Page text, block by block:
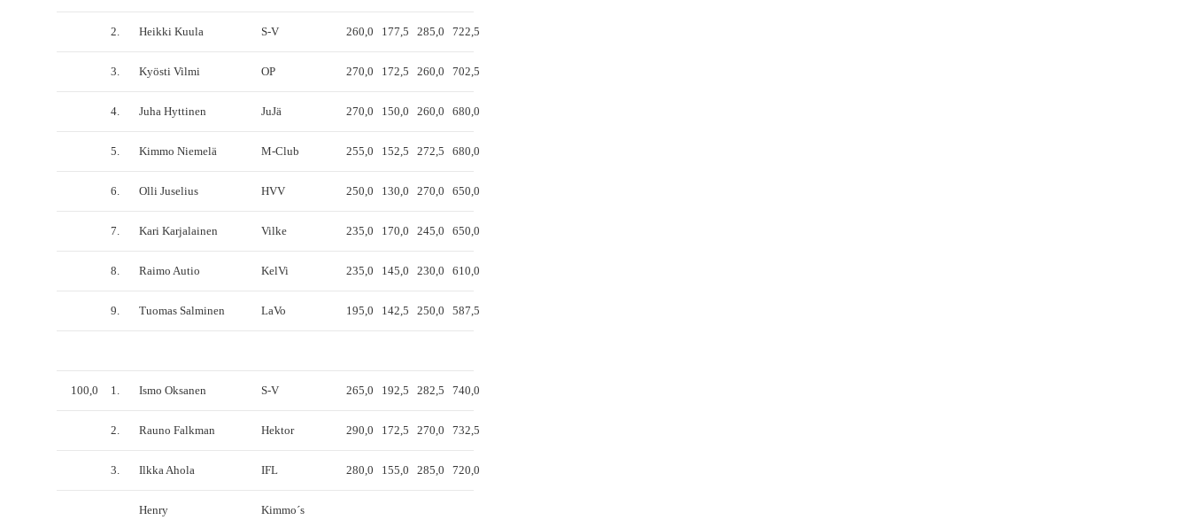
2. Heikki Kuula S-V 260,0 177,5 285,0 722,5
3. Kyösti Vilmi OP 270,0 172,5 260,0 702,5
4. Juha Hyttinen JuJä 270,0 150,0 260,0 680,0
5. Kimmo Niemelä M-Club 255,0 152,5 272,5 680,0
6. Olli Juselius HVV 250,0 130,0 270,0 650,0
7. Kari Karjalainen Vilke 235,0 170,0 245,0 650,0
8. Raimo Autio KelVi 235,0 145,0 230,0 610,0
9. Tuomas Salminen LaVo 195,0 142,5 250,0 587,5
100,0 1. Ismo Oksanen S-V 265,0 192,5 282,5 740,0
2. Rauno Falkman Hektor 290,0 172,5 270,0 732,5
3. Ilkka Ahola IFL 280,0 155,0 285,0 720,0
Henry
Kimmo´s